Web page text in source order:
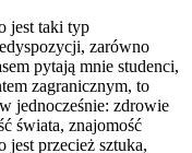
jest taki typ
zarówno
pytają mnie studenci,
zagranicznym, to
jednocześnie: zdrowie
świata, znajomość
jest przecież sztuka,